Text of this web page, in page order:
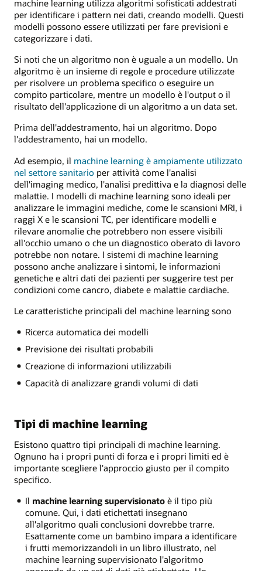
machine learning utilizza algoritmi sofisticati addestrati
per identificare i pattern nei dati, creando modelli. Questi
modelli possono essere utilizzati per fare previsioni e
categorizzare i dati.
Si noti che un algoritmo non è uguale a un modello. Un
algoritmo è un insieme di regole e procedure utilizzate
per risolvere un problema specifico o eseguire un
compito particolare, mentre un modello è l'output o il
risultato dell'applicazione di un algoritmo a un data set.
Prima dell'addestramento, hai un algoritmo. Dopo
l'addestramento, hai un modello.
Ad esempio, il machine learning è ampiamente utilizzato
nel settore sanitario per attività come l'analisi
dell'imaging medico, l'analisi predittiva e la diagnosi delle
malattie. I modelli di machine learning sono ideali per
analizzare le immagini mediche, come le scansioni MRI, i
raggi X e le scansioni TC, per identificare modelli e
rilevare anomalie che potrebbero non essere visibili
all'occhio umano o che un diagnostico oberato di lavoro
potrebbe non notare. I sistemi di machine learning
possono anche analizzare i sintomi, le informazioni
genetiche e altri dati dei pazienti per suggerire test per
condizioni come cancro, diabete e malattie cardiache.
Le caratteristiche principali del machine learning sono
Ricerca automatica dei modelli
Previsione dei risultati probabili
Creazione di informazioni utilizzabili
Capacità di analizzare grandi volumi di dati
Tipi di machine learning
Esistono quattro tipi principali di machine learning.
Ognuno ha i propri punti di forza e i propri limiti ed è
importante scegliere l'approccio giusto per il compito
specifico.
Il machine learning supervisionatoè il tipo più
comune. Qui, i dati etichettati insegnano
all'algoritmo quali conclusioni dovrebbe trarre.
Esattamente come un bambino impara a identificare
i frutti memorizzandoli in un libro illustrato, nel
machine learning supervisionato l'algoritmo